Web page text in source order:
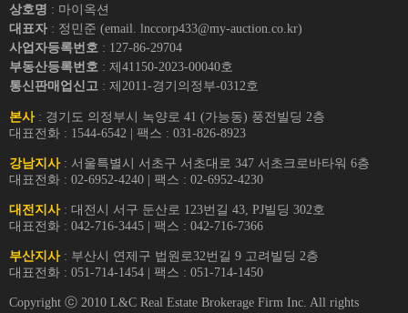
상호명 : 마이옥션
대표자 : 정민준 (email. lnccorp433@my-auction.co.kr)
사업자등록번호 : 127-86-29704
부동산등록번호 : 제41150-2023-00040호
통신판매업신고 : 제2011-경기의정부-0312호
본사: 경기도 의정부시 녹양로 41 (가능동) 풍전빌딩 2층
대표전화 : 1544-6542 | 팩스 : 031-826-8923
강남지사: 서울특별시 서초구 서초대로 347 서초크로바타워 6층
대표전화 : 02-6952-4240 | 팩스 : 02-6952-4230
대전지사: 대전시 서구 둔산로 123번길 43, PJ빌딩 302호
대표전화 : 042-716-3445 | 팩스 : 042-716-7366
부산지사: 부산시 연제구 법원로32번길 9 고려빌딩 2층
대표전화 : 051-714-1454 | 팩스 : 051-714-1450
Copyright ⓒ 2010 L&C Real Estate Brokerage Firm Inc. All rights